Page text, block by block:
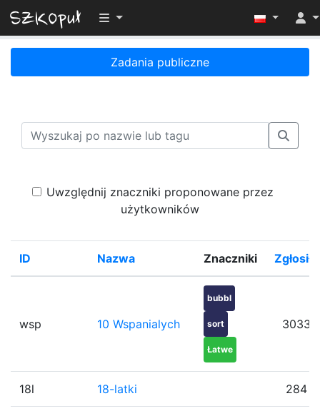
Przełącz widoczność menu
Zadania publiczne
Uwzględnij znaczniki proponowane przez
użytkowników
ID Nazwa Znaczniki Zgłosiło
wsp 10 Wspanialych
bubbl
sort
Łatwe
3033
18l 18-latki 284